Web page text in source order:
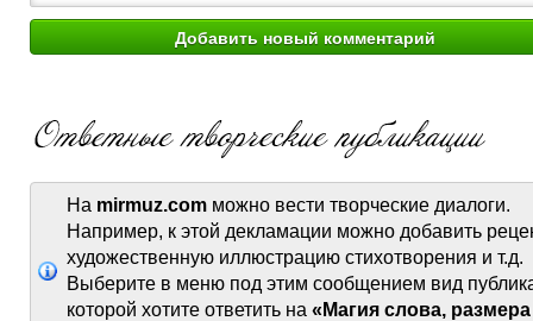
На mirmuz.com можно вести творческие диалоги.
Например, к этой декламации можно добавить
художественную иллюстрацию стихотворения и т.д.
Выберите в меню под этим сообщением вид
которой хотите ответить на «Магия слова,